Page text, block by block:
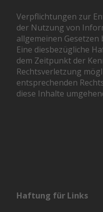
Verpflichtungen zur
der Nutzung von
allgemeinen
Eine diesbezügliche
dem Zeitpunkt der
Rechtsverletzung
entsprechenden
diese Inhalte
Haftung für Links